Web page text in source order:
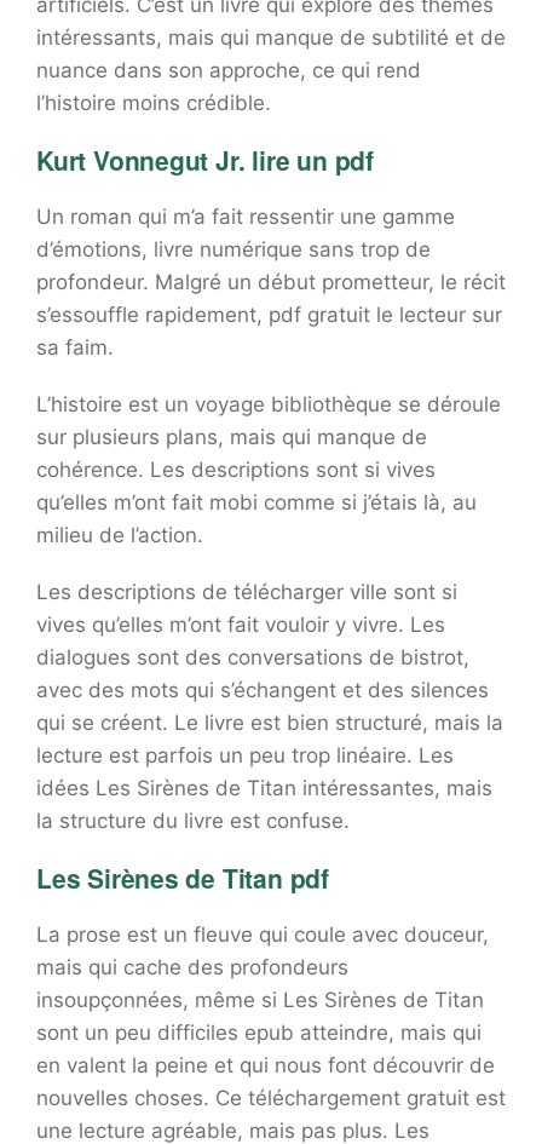
artificiels. C’est un livre qui explore des thèmes
intéressants, mais qui manque de subtilité et de
nuance dans son approche, ce qui rend
l’histoire moins crédible.
Kurt Vonnegut Jr. lire un pdf
Un roman qui m’a fait ressentir une gamme
d’émotions, livre numérique sans trop de
profondeur. Malgré un début prometteur, le récit
s’essouffle rapidement, pdf gratuit le lecteur sur
sa faim.
L’histoire est un voyage bibliothèque se déroule
sur plusieurs plans, mais qui manque de
cohérence. Les descriptions sont si vives
qu’elles m’ont fait mobi comme si j’étais là, au
milieu de l’action.
Les descriptions de télécharger ville sont si
vives qu’elles m’ont fait vouloir y vivre. Les
dialogues sont des conversations de bistrot,
avec des mots qui s’échangent et des silences
qui se créent. Le livre est bien structuré, mais la
lecture est parfois un peu trop linéaire. Les
idées Les Sirènes de Titan intéressantes, mais
la structure du livre est confuse.
Les Sirènes de Titan pdf
La prose est un fleuve qui coule avec douceur,
mais qui cache des profondeurs
insoupçonnées, même si Les Sirènes de Titan
sont un peu difficiles epub atteindre, mais qui
en valent la peine et qui nous font découvrir de
nouvelles choses. Ce téléchargement gratuit est
une lecture agréable, mais pas plus. Les